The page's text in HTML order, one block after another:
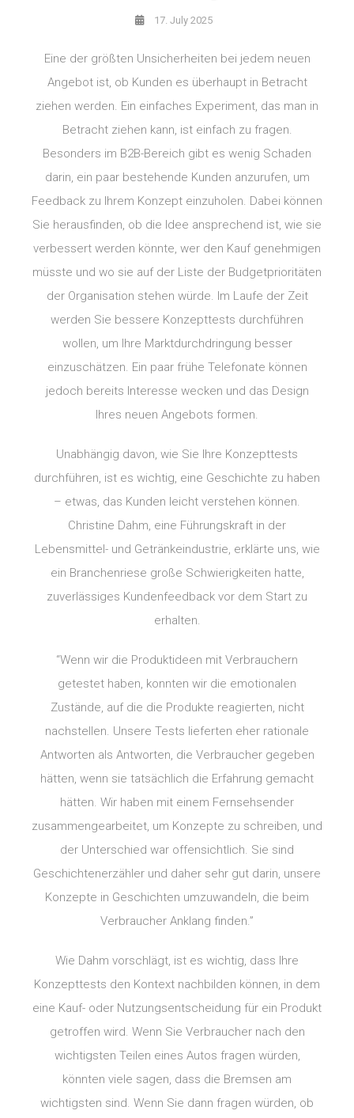
17. July 2025
Eine der größten Unsicherheiten bei jedem neuen
Angebot ist, ob Kunden es überhaupt in Betracht
ziehen werden. Ein einfaches Experiment, das man in
Betracht ziehen kann, ist einfach zu fragen.
Besonders im B2B-Bereich gibt es wenig Schaden
darin, ein paar bestehende Kunden anzurufen, um
Feedback zu Ihrem Konzept einzuholen. Dabei können
Sie herausfinden, ob die Idee ansprechend ist, wie sie
verbessert werden könnte, wer den Kauf genehmigen
müsste und wo sie auf der Liste der Budgetprioritäten
der Organisation stehen würde. Im Laufe der Zeit
werden Sie bessere Konzepttests durchführen
wollen, um Ihre Marktdurchdringung besser
einzuschätzen. Ein paar frühe Telefonate können
jedoch bereits Interesse wecken und das Design
Ihres neuen Angebots formen.
Unabhängig davon, wie Sie Ihre Konzepttests
durchführen, ist es wichtig, eine Geschichte zu haben
– etwas, das Kunden leicht verstehen können.
Christine Dahm, eine Führungskraft in der
Lebensmittel- und Getränkeindustrie, erklärte uns, wie
ein Branchenriese große Schwierigkeiten hatte,
zuverlässiges Kundenfeedback vor dem Start zu
erhalten.
“Wenn wir die Produktideen mit Verbrauchern
getestet haben, konnten wir die emotionalen
Zustände, auf die die Produkte reagierten, nicht
nachstellen. Unsere Tests lieferten eher rationale
Antworten als Antworten, die Verbraucher gegeben
hätten, wenn sie tatsächlich die Erfahrung gemacht
hätten. Wir haben mit einem Fernsehsender
zusammengearbeitet, um Konzepte zu schreiben, und
der Unterschied war offensichtlich. Sie sind
Geschichtenerzähler und daher sehr gut darin, unsere
Konzepte in Geschichten umzuwandeln, die beim
Verbraucher Anklang finden.”
Wie Dahm vorschlägt, ist es wichtig, dass Ihre
Konzepttests den Kontext nachbilden können, in dem
eine Kauf- oder Nutzungsentscheidung für ein Produkt
getroffen wird. Wenn Sie Verbraucher nach den
wichtigsten Teilen eines Autos fragen würden,
könnten viele sagen, dass die Bremsen am
wichtigsten sind. Wenn Sie dann fragen würden, ob